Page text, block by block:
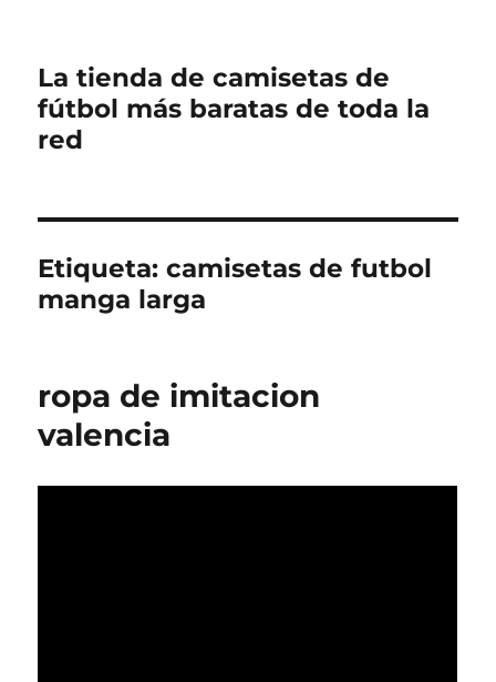
La tienda de camisetas de
fútbol más baratas de toda la
red
Etiqueta:camisetas de futbol
manga larga
ropa de imitacion
valencia